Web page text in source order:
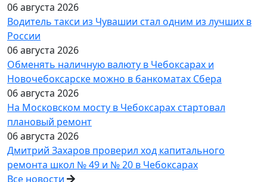
06 августа 2026
Водитель такси из Чувашии стал одним из лучших в
России
06 августа 2026
Обменять наличную валюту в Чебоксарах и
Новочебоксарске можно в банкоматах Сбера
06 августа 2026
На Московском мосту в Чебоксарах стартовал
плановый ремонт
06 августа 2026
Дмитрий Захаров проверил ход капитального
ремонта школ № 49 и № 20 в Чебоксарах
Все новости